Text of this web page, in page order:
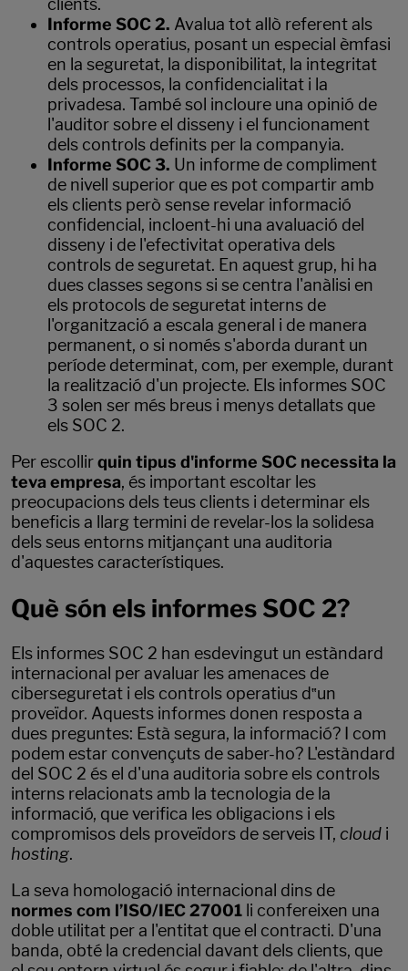
clients.
Informe SOC 2. Avalua tot allò referent als
controls operatius, posant un especial èmfasi
en la seguretat, la disponibilitat, la integritat
dels processos, la confidencialitat i la
privadesa. També sol incloure una opinió de
l'auditor sobre el disseny i el funcionament
dels controls definits per la companyia.
Informe SOC 3. Un informe de compliment
de nivell superior que es pot compartir amb
els clients però sense revelar informació
confidencial, incloent-hi una avaluació del
disseny i de l'efectivitat operativa dels
controls de seguretat. En aquest grup, hi ha
dues classes segons si se centra l'anàlisi en
els protocols de seguretat interns de
l'organització a escala general i de manera
permanent, o si només s'aborda durant un
període determinat, com, per exemple, durant
la realització d'un projecte. Els informes SOC
3 solen ser més breus i menys detallats que
els SOC 2.
Per escollirquin tipus d'informe SOC necessita la
teva empresa, és important escoltar les
preocupacions dels teus clients i determinar els
beneficis a llarg termini de revelar-los la solidesa
dels seus entorns mitjançant una auditoria
d'aquestes característiques.
Què són els informes SOC 2?
Els informes SOC 2 han esdevingut un estàndard
internacional per avaluar les amenaces de
ciberseguretat i els controls operatius d‟un
proveïdor. Aquests informes donen resposta a
dues preguntes: Està segura, la informació? I com
podem estar convençuts de saber-ho? L'estàndard
del SOC 2 és el d'una auditoria sobre els controls
interns relacionats amb la tecnologia de la
informació, que verifica les obligacions i els
compromisos dels proveïdors de serveis IT, cloud i
hosting.
La seva homologació internacional dins de
normes com l’ISO/IEC 27001 li confereixen una
doble utilitat per a l'entitat que el contracti. D'una
banda, obté la credencial davant dels clients, que